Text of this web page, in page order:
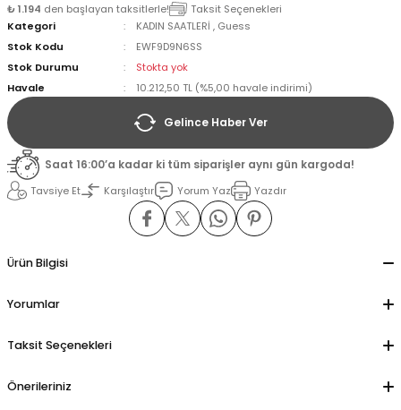
₺ 1.194 den başlayan taksitlerle!
Taksit Seçenekleri
Kategori
KADIN SAATLERİ , Guess
Stok Kodu
EWF9D9N6SS
Stok Durumu
Stokta yok
Havale
10.212,50 TL (%5,00 havale indirimi)
Gelince Haber Ver
Saat 16:00’a kadar ki tüm siparişler aynı gün kargoda!
Tavsiye Et
Karşılaştır Yorum Yaz Yazdır
Ürün Bilgisi
Yorumlar
Taksit Seçenekleri
Önerileriniz